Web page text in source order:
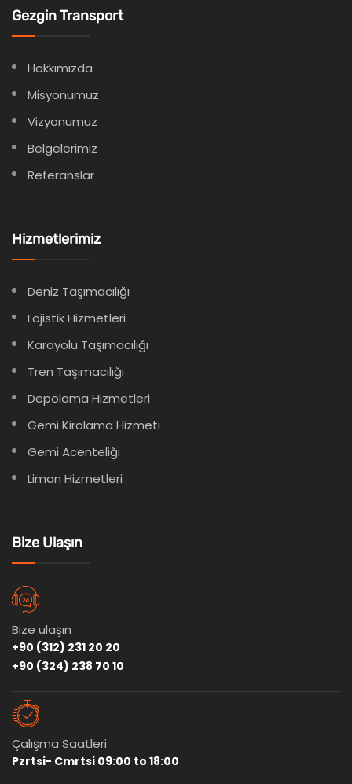
Gezgin Transport
Hakkımızda
Misyonumuz
Vizyonumuz
Belgelerimiz
Referanslar
Hizmetlerimiz
Deniz Taşımacılığı
Lojistik Hizmetleri
Karayolu Taşımacılığı
Tren Taşımacılığı
Depolama Hizmetleri
Gemi Kiralama Hizmeti
Gemi Acenteliği
Liman Hizmetleri
Bize Ulaşın
Bize ulaşın
+90 (312) 231 20 20
+90 (324) 238 70 10
Çalışma Saatleri
Pzrtsi- Cmrtsi 09:00 to 18:00